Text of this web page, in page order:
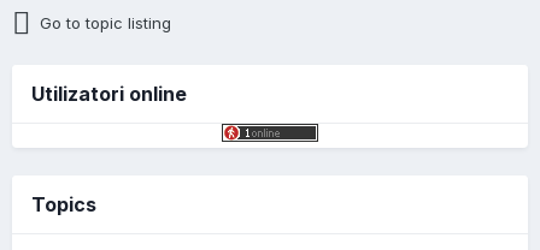
Go to topic listing
Utilizatori online
Topics